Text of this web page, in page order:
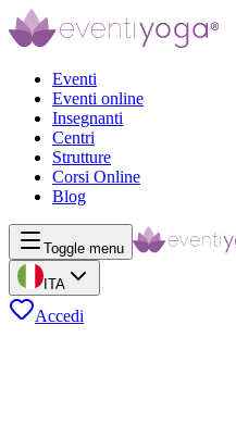
Eventi
Eventi online
Insegnanti
Centri
Strutture
Corsi Online
Blog
Toggle menu
ITA
Accedi